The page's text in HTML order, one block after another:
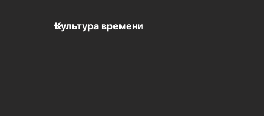
Культура времени